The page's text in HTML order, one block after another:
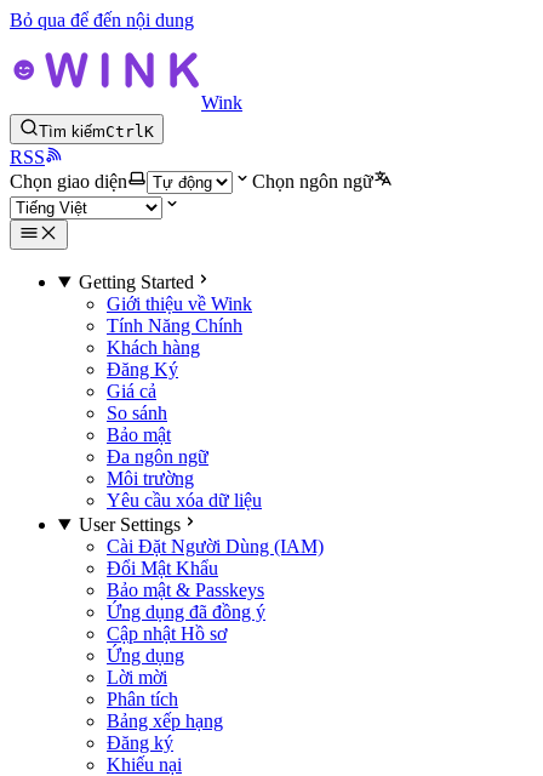
Bỏ qua để đến nội dung
Wink
Tìm kiếmCtrlK
RSS
Chọn giao diện
Chọn ngôn ngữ
Getting Started
Giới thiệu về Wink
Tính Năng Chính
Khách hàng
Đăng Ký
Giá cả
So sánh
Bảo mật
Đa ngôn ngữ
Môi trường
Yêu cầu xóa dữ liệu
User Settings
Cài Đặt Người Dùng (IAM)
Đổi Mật Khẩu
Bảo mật & Passkeys
Ứng dụng đã đồng ý
Cập nhật Hồ sơ
Ứng dụng
Lời mời
Phân tích
Bảng xếp hạng
Đăng ký
Khiếu nại